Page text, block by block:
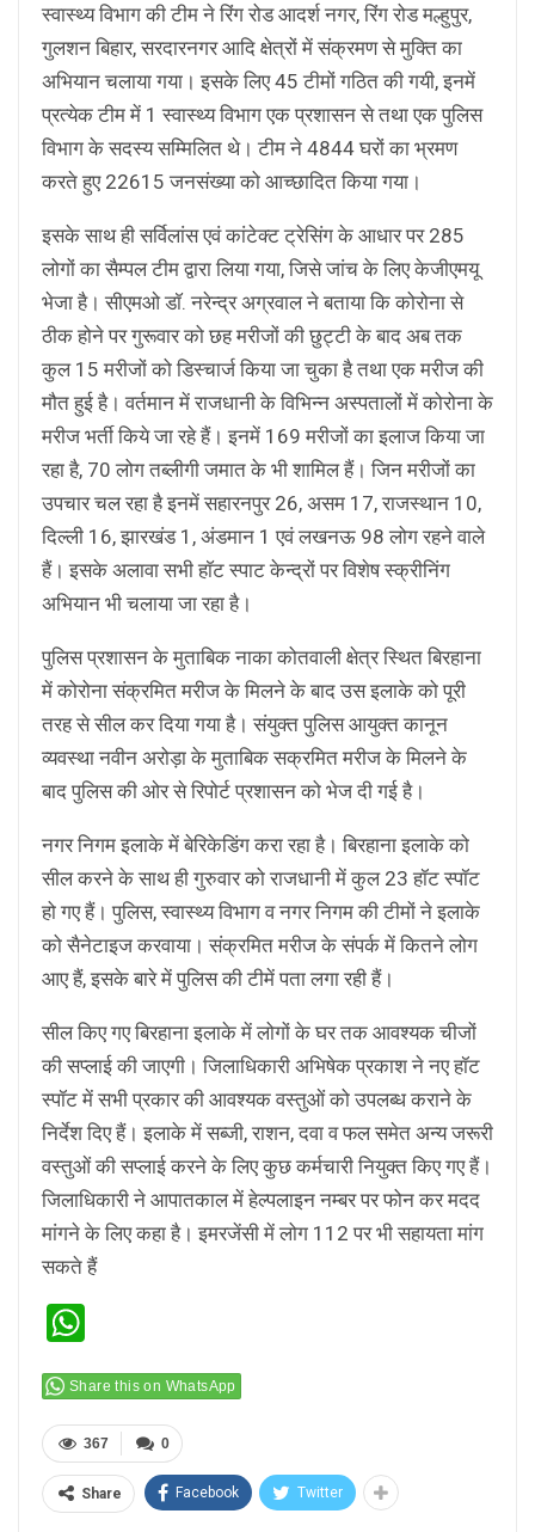
स्वास्थ्य विभाग की टीम ने रिंग रोड आदर्श नगर, रिंग रोड मल्हुपुर,
गुलशन बिहार, सरदारनगर आदि क्षेत्रों में संक्रमण से मुक्ति का
अभियान चलाया गया। इसके लिए 45 टीमों गठित की गयी, इनमें
प्रत्येक टीम में 1 स्वास्थ्य विभाग एक प्रशासन से तथा एक पुलिस
विभाग के सदस्य सम्मिलित थे। टीम ने 4844 घरों का भ्रमण
करते हुए 22615 जनसंख्या को आच्छादित किया गया।
इसके साथ ही सर्विलांस एवं कांटेक्ट ट्रेसिंग के आधार पर 285
लोगों का सैम्पल टीम द्वारा लिया गया, जिसे जांच के लिए केजीएमयू
भेजा है। सीएमओ डाॅ. नरेन्द्र अग्रवाल ने बताया कि कोरोना से
ठीक होने पर गुरूवार को छह मरीजों की छुट्टी के बाद अब तक
कुल 15 मरीजों को डिस्चार्ज किया जा चुका है तथा एक मरीज की
मौत हुई है। वर्तमान में राजधानी के विभिन्न अस्पतालों में कोरोना के
मरीज भर्ती किये जा रहे हैं। इनमें 169 मरीजों का इलाज किया जा
रहा है, 70 लोग तब्लीगी जमात के भी शामिल हैं। जिन मरीजों का
उपचार चल रहा है इनमें सहारनपुर 26, असम 17, राजस्थान 10,
दिल्ली 16, झारखंड 1, अंडमान 1 एवं लखनऊ 98 लोग रहने वाले
हैं। इसके अलावा सभी हाॅट स्पाट केन्द्रों पर विशेष स्क्रीनिंग
अभियान भी चलाया जा रहा है।
पुलिस प्रशासन के मुताबिक नाका कोतवाली क्षेत्र स्थित बिरहाना
में कोरोना संक्रमित मरीज के मिलने के बाद उस इलाके को पूरी
तरह से सील कर दिया गया है। संयुक्त पुलिस आयुक्त कानून
व्यवस्था नवीन अरोड़ा के मुताबिक सक्रमित मरीज के मिलने के
बाद पुलिस की ओर से रिपोर्ट प्रशासन को भेज दी गई है।
नगर निगम इलाके में बेरिकेडिंग करा रहा है। बिरहाना इलाके को
सील करने के साथ ही गुरुवार को राजधानी में कुल 23 हॉट स्पॉट
हो गए हैं। पुलिस, स्वास्थ्य विभाग व नगर निगम की टीमों ने इलाके
को सैनेटाइज करवाया। संक्रमित मरीज के संपर्क में कितने लोग
आए हैं, इसके बारे में पुलिस की टीमें पता लगा रही हैं।
सील किए गए बिरहाना इलाके में लोगों के घर तक आवश्यक चीजों
की सप्लाई की जाएगी। जिलाधिकारी अभिषेक प्रकाश ने नए हॉट
स्पॉट में सभी प्रकार की आवश्यक वस्तुओं को उपलब्ध कराने के
निर्देश दिए हैं। इलाके में सब्जी, राशन, दवा व फल समेत अन्य जरूरी
वस्तुओं की सप्लाई करने के लिए कुछ कर्मचारी नियुक्त किए गए हैं।
जिलाधिकारी ने आपातकाल में हेल्पलाइन नम्बर पर फोन कर मदद
मांगने के लिए कहा है। इमरजेंसी में लोग 112 पर भी सहायता मांग
सकते हैं
Share this on WhatsApp
0
367
Share Facebook Twitter